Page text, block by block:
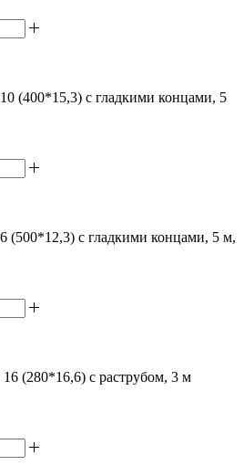
(400*15,3) с гладкими концами, 5
(500*12,3) с гладкими концами, 5 м,
(280*16,6) с раструбом, 3 м